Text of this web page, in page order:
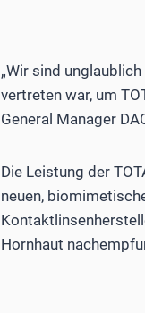
„Wir sind
vertreten war, um
General Manager
Die Leistung der
neuen,
Hornhaut